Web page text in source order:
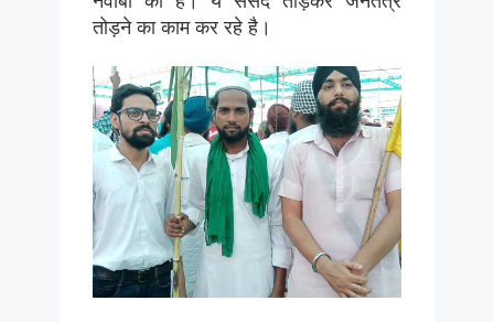
तोड़ने का काम कर रहे है।